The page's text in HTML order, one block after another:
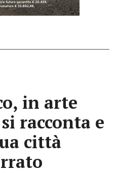
in arte
racconta e
città